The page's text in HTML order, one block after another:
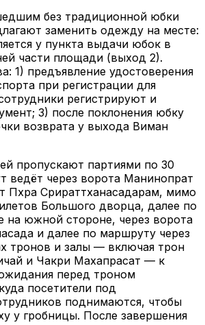
без традиционной юбки
заменить одежду на месте:
у пункта выдачи юбок в
части площади (выход 2).
1) предъявление удостоверения
при регистрации для
регистрируют и
3) после поклонения юбку
возврата у выхода Виман
пропускают партиями по 30
ведёт через ворота Манинопрат
Пхра Срираттханасадарам, мимо
Большого дворца, далее по
на южной стороне, через ворота
и далее по маршруту через
тронов и залы — включая трон
и Чакри Махапрасат — к
перед троном
посетители под
поднимаются, чтобы
у гробницы. После завершения